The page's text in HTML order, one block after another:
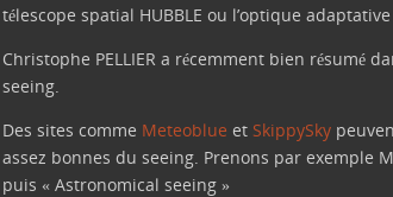
télescope spatial HUBBLE ou l’optique
Christophe PELLIER a récemment bien résumé
seeing.
Des sites comme Meteoblue et SkippySky
assez bonnes du seeing. Prenons par exemple
puis « Astronomical seeing »